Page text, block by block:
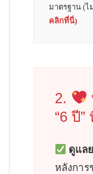
มาตรฐาน (ไ
คลิกที่นี่)
2.
“6 ปี
ดูแล
หลังกา